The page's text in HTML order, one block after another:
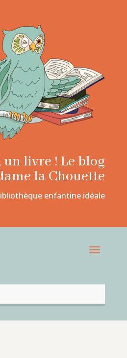
un livre ! Le blog
la Chouette
enfantine idéale